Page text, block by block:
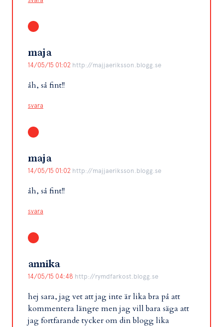
maja
14/05/15 01:02 http://majjaeriksson.blogg.se
åh, så fint!!
svara
maja
14/05/15 01:02 http://majjaeriksson.blogg.se
åh, så fint!!
svara
annika
14/05/15 04:48 http://rymdfarkost.blogg.se
hej sara, jag vet att jag inte är lika bra på att
kommentera längre men jag vill bara säga att
jag fortfarande tycker om din blogg lika